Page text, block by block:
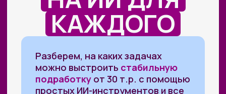
Разберем, на каких задачах
можно выстроитьстабильную
подработку от 30 т.р. с помощью
простых ИИ-инструментов и все
это:
Без смены профессии и опыта
во фрилансе
Даже если есть всего 2 часа
в день